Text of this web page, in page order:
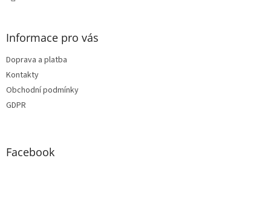
Informace pro vás
Doprava a platba
Kontakty
Obchodní podmínky
GDPR
Facebook